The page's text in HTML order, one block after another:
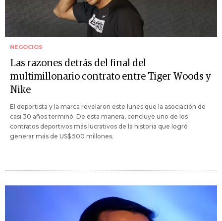
NEGOCIOS
Las razones detrás del final del
multimillonario contrato entre Tiger Woods y
Nike
El deportista y la marca revelaron este lunes que la asociación de
casi 30 años terminó. De esta manera, concluye uno de los
contratos deportivos más lucrativos de la historia que logró
generar más de US$ 500 millones.